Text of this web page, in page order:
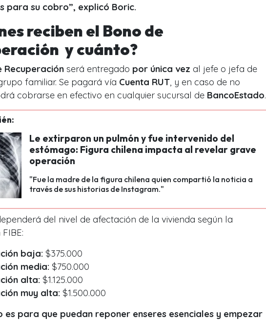
para su cobro”, explicó Boric.
reciben el Bono de
y cuánto?
Recuperación será entregado por única vez al jefe o jefa de
familiar. Se pagará vía Cuenta RUT , y en caso de no
cobrarse en efectivo en cualquier sucursal de BancoEstado.
Le extirparon un pulmón y fue intervenido del
estómago: Figura chilena impacta al revelar grave
operación
"Fue la madre de la figura chilena quien compartió la noticia a
través de sus historias de Instagram."
del nivel de afectación de la vivienda según la
baja: $375.000
media: $750.000
alta: $1.125.000
muy alta: $1.500.000
es para que puedan reponer enseres esenciales y empezar